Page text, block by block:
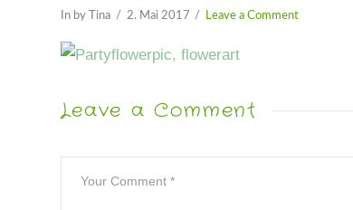
In by Tina 2. Mai 2017 Leave a Comment
Leave a Comment